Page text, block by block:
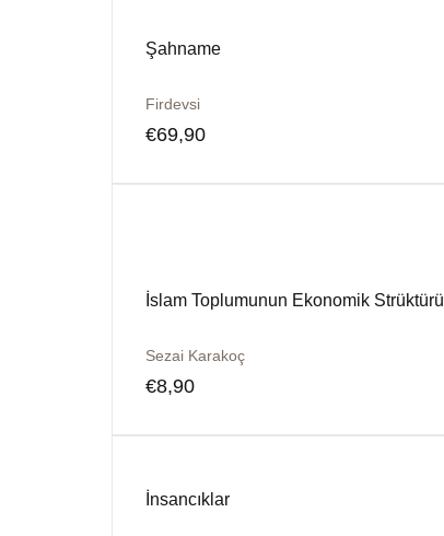
Şahname
Firdevsi
€69,90
İslam Toplumunun Ekonomik Strüktürü
Sezai Karakoç
€8,90
İnsancıklar